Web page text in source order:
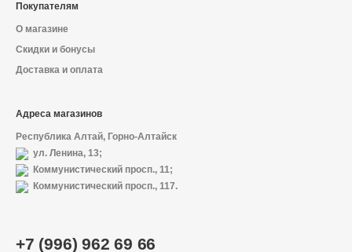
+7 (996) 962 69 66
Покупателям
О магазине
Скидки и бонусы
Доставка и оплата
Адреса магазинов
Республика Алтай, Горно-Алтайск
ул. Ленина, 13;
Коммунистический просп., 11;
Коммунистический просп., 117.